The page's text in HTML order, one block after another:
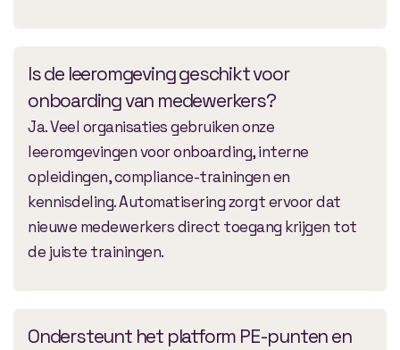
Is de leeromgeving geschikt voor
onboarding van medewerkers?
Ja. Veel organisaties gebruiken onze
leeromgevingen voor onboarding, interne
opleidingen, compliance-trainingen en
kennisdeling. Automatisering zorgt ervoor dat
nieuwe medewerkers direct toegang krijgen tot
de juiste trainingen.
Ondersteunt het platform PE-punten en